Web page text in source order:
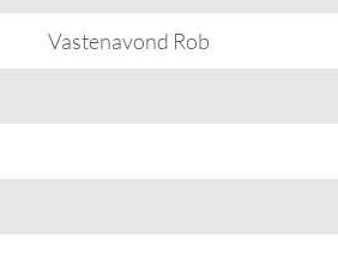
Vastenavond Rob